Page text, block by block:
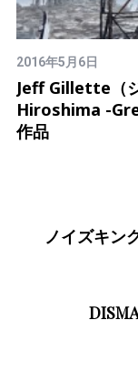
2016年5月6日
Jeff Gillette（
Hiroshima -
作品
ノイズキン